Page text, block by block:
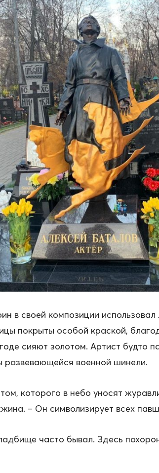
в своей композиции
покрыты особой краской,
сияют золотом. Артист будто
военной шинели.
которого в небо уносят
– Он символизирует всех
часто бывал. Здесь